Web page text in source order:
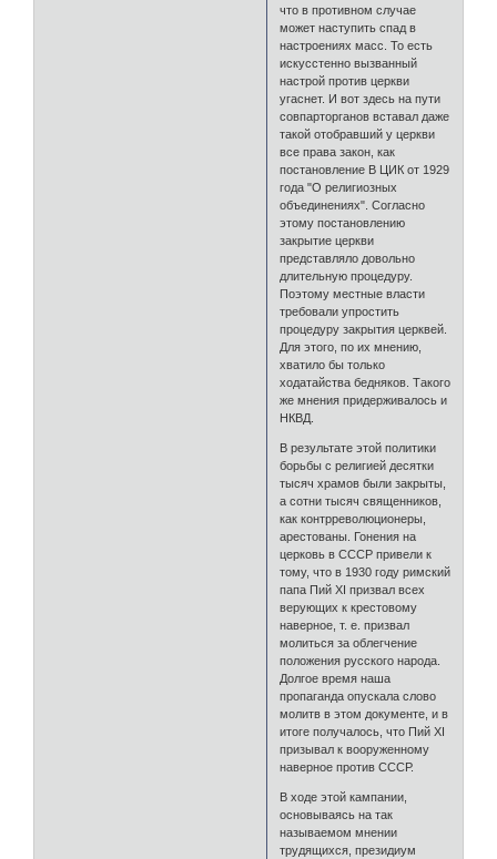
что в противном случае
может наступить спад в
настроениях масс. То есть
искусстенно вызванный
настрой против церкви
угаснет. И вот здесь на пути
совпарторганов вставал даже
такой отобравший у церкви
все права закон, как
постановление В ЦИК от 1929
года "О религиозных
объединениях". Согласно
этому постановлению
закрытие церкви
представляло довольно
длительную процедуру.
Поэтому местные власти
требовали упростить
процедуру закрытия церквей.
Для этого, по их мнению,
хватило бы только
ходатайства бедняков. Такого
же мнения придерживалось и
НКВД.
В результате этой политики
борьбы с религией десятки
тысяч храмов были закрыты,
а сотни тысяч священников,
как контрреволюционеры,
арестованы. Гонения на
церковь в СССР привели к
тому, что в 1930 году римский
папа Пий XI призвал всех
верующих к крестовому
наверное, т. е. призвал
молиться за облегчение
положения русского народа.
Долгое время наша
пропаганда опускала слово
молитв в этом документе, и в
итоге получалось, что Пий XI
призывал к вооруженному
наверное против СССР.
В ходе этой кампании,
основываясь на так
называемом мнении
трудящихся, президиум